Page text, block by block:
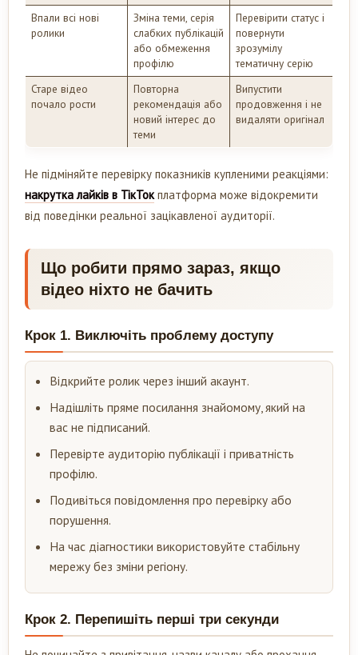
Впали всі нові
ролики
Зміна теми, серія
слабких публікацій
або обмеження
профілю
Перевірити статус і
повернути
зрозумілу
тематичну серію
Старе відео
почало рости
Повторна
рекомендація або
новий інтерес до
теми
Випустити
продовження і не
видаляти оригінал
Не підміняйте перевірку показників купленими реакціями:
накрутка лайків в ТікТокплатформа може відокремити
від поведінки реальної зацікавленої аудиторії.
Що робити прямо зараз, якщо
відео ніхто не бачить
Крок 1. Виключіть проблему доступу
Відкрийте ролик через інший акаунт.
Надішліть пряме посилання знайомому, який на
вас не підписаний.
Перевірте аудиторію публікації і приватність
профілю.
Подивіться повідомлення про перевірку або
порушення.
На час діагностики використовуйте стабільну
мережу без зміни регіону.
Крок 2. Перепишіть перші три секунди